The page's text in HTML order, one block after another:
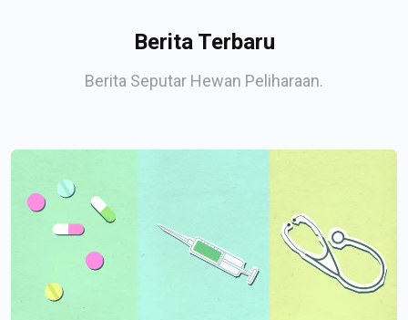
Berita Terbaru
Berita Seputar Hewan Peliharaan.